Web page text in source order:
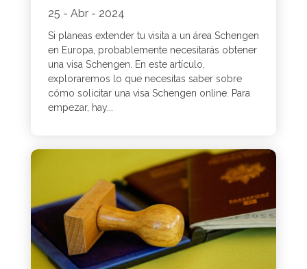
25 - Abr - 2024
Si planeas extender tu visita a un área Schengen
en Europa, probablemente necesitarás obtener
una visa Schengen. En este artículo,
exploraremos lo que necesitas saber sobre
cómo solicitar una visa Schengen online. Para
empezar, hay...